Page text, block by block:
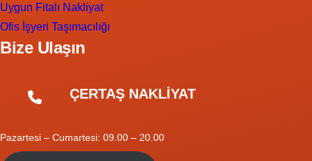
Uygun Fitalı Nakliyat
Ofis İşyeri Taşımacılığı
Bize Ulaşın
ÇERTAŞ NAKLİYAT
Pazartesi – Cumartesi: 09.00 – 20.00